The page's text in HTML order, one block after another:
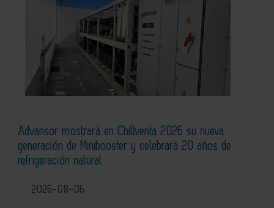
Advansor mostrará en Chillventa 2026 su nueva
generación de Minibooster y celebrará 20 años de
refrigeración natural
2026-08-06